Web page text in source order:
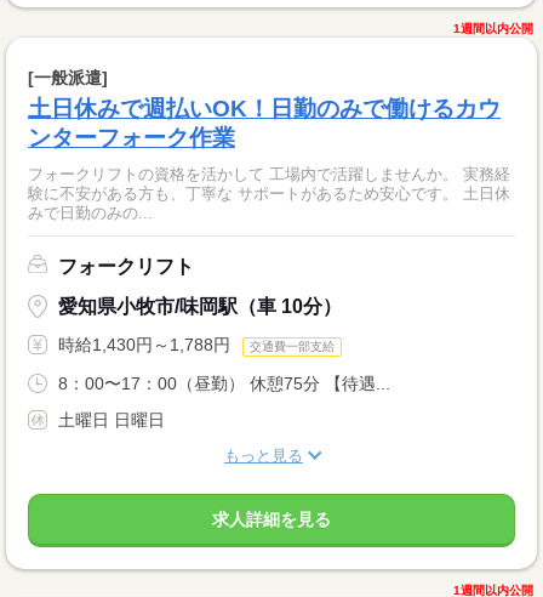
1週間以内公開
[一般派遣]
土日休みで週払いOK！日勤のみで働けるカウ
ンターフォーク作業
フォークリフトの資格を活かして 工場内で活躍しませんか。 実務経
験に不安がある方も、丁寧な サポートがあるため安心です。 土日休
みで日勤のみの...
フォークリフト
愛知県小牧市/味岡駅（車 10分）
時給1,430円～1,788円 交通費一部支給
8：00〜17：00（昼勤） 休憩75分 【待遇...
土曜日 日曜日
もっと見る
求人詳細を見る
1週間以内公開